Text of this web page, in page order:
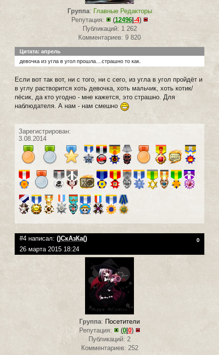
Группа: Главные Редакторы
Репутация:
(12496|-4)
Публикаций: 1 262
Комментариев: 9 820
Цитата: апрель
девочка из угла в угол прошла....страшно то как.
Если вот так вот, ни с того, ни с сего, из угла в угол пройдёт и
в углу растворится хоть девочка, хоть мальчик, хоть котик/
пёсик, да кто угодно - мне кажется, это страшно. Для
наблюдателя. А нам - нам смешно
Зарегистрирован:
3.08.2014
#4 написал: ()СкАзКа() 0
26 марта 2015 18:24
Группа: Посетители
Репутация:
(0|0)
Публикаций: 2
Комментариев: 252